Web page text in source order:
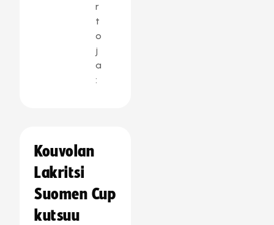
r
t
o
j
a
:
Kouvolan
Lakritsi
Suomen Cup
kutsuu